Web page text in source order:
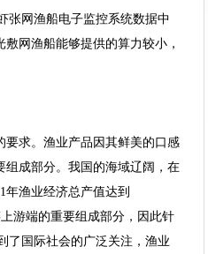
张网渔船电子监控系统数据中
网渔船能够提供的算力较小，
要求。渔业产品因其鲜美的口感
组成部分。我国的海域辽阔，在
年渔业经济总产值达到
游端的重要组成部分，因此针
了国际社会的广泛关注，渔业